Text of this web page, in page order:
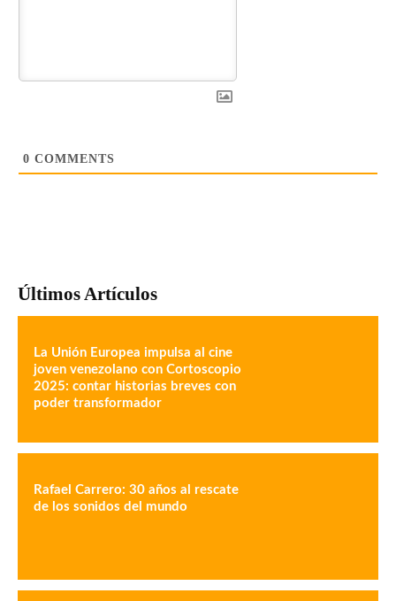
0 COMMENTS
Últimos Artículos
La Unión Europea impulsa al cine
joven venezolano con Cortoscopio
2025: contar historias breves con
poder transformador
Rafael Carrero: 30 años al rescate
de los sonidos del mundo